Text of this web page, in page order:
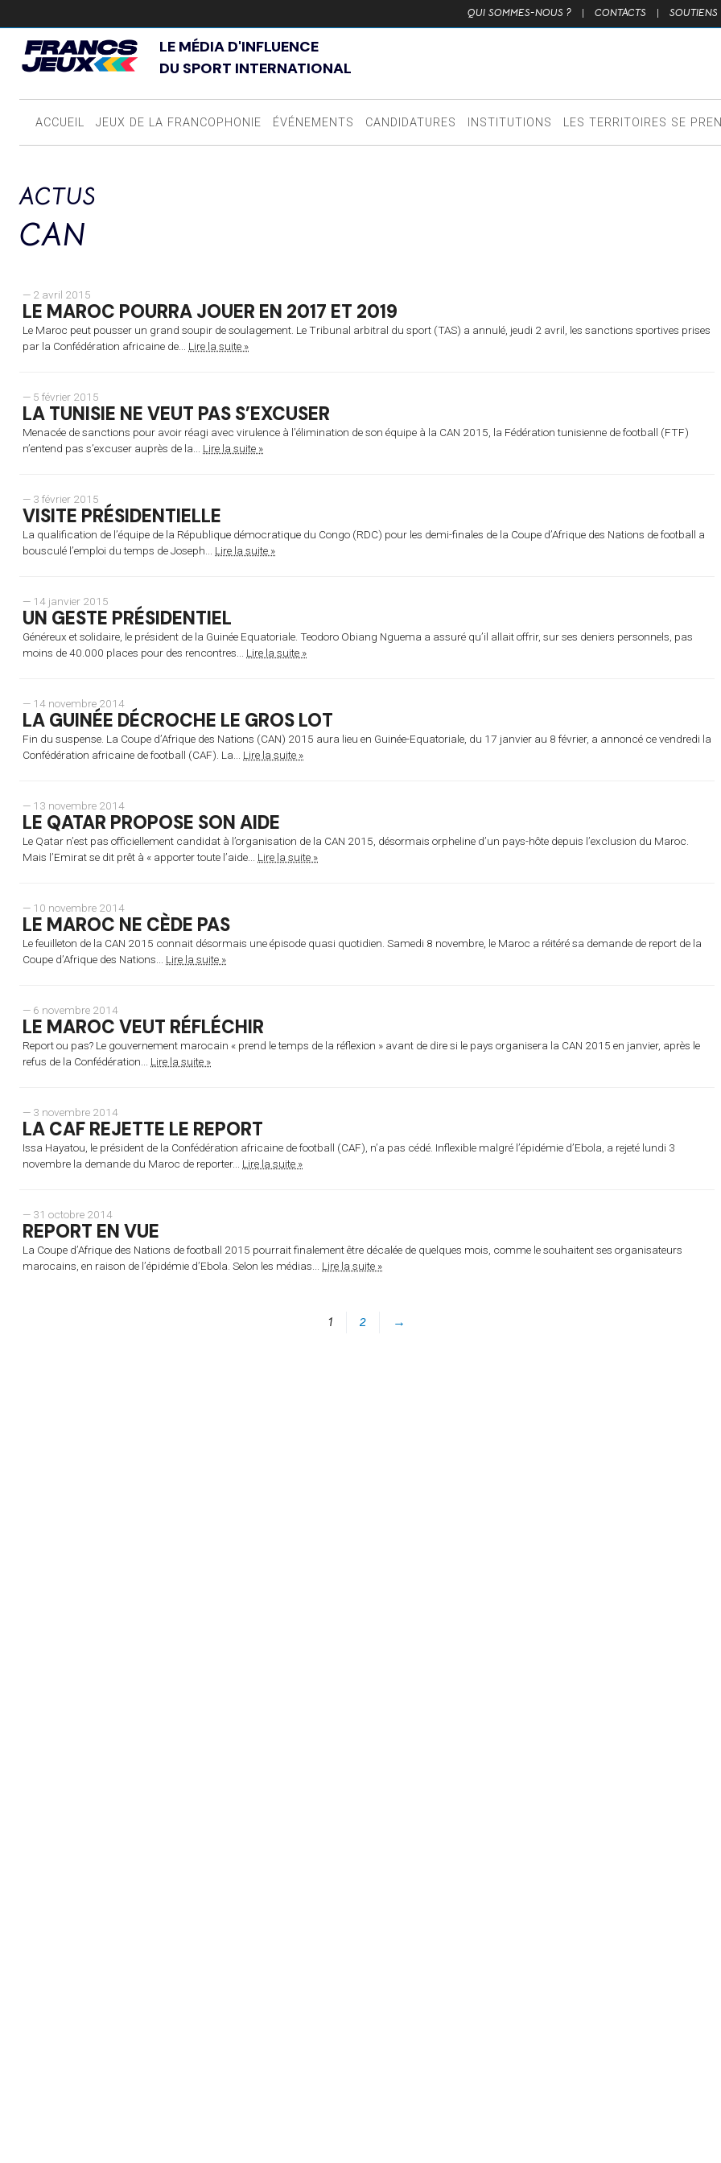
QUI SOMMES-NOUS ? | CONTACTS | SOUTIENS
LE MÉDIA D'INFLUENCE
DU SPORT INTERNATIONAL
ACCUEIL JEUX DE LA FRANCOPHONIE ÉVÉNEMENTS CANDIDATURES INSTITUTIONS LES TERRITOIRES SE
ACTUS
CAN
— 2 avril 2015
LE MAROC POURRA JOUER EN 2017 ET 2019
Le Maroc peut pousser un grand soupir de soulagement. Le Tribunal arbitral du sport (TAS) a annulé, jeudi 2 avril, les sanctions sportives prises
par la Confédération africaine de... Lire la suite »
— 5 février 2015
LA TUNISIE NE VEUT PAS S’EXCUSER
Menacée de sanctions pour avoir réagi avec virulence à l’élimination de son équipe à la CAN 2015, la Fédération tunisienne de football (FTF)
n’entend pas s’excuser auprès de la... Lire la suite »
— 3 février 2015
VISITE PRÉSIDENTIELLE
La qualification de l’équipe de la République démocratique du Congo (RDC) pour les demi-finales de la Coupe d’Afrique des Nations de football a
bousculé l’emploi du temps de Joseph... Lire la suite »
— 14 janvier 2015
UN GESTE PRÉSIDENTIEL
Généreux et solidaire, le président de la Guinée Equatoriale. Teodoro Obiang Nguema a assuré qu’il allait offrir, sur ses deniers personnels, pas
moins de 40.000 places pour des rencontres... Lire la suite »
— 14 novembre 2014
LA GUINÉE DÉCROCHE LE GROS LOT
Fin du suspense. La Coupe d’Afrique des Nations (CAN) 2015 aura lieu en Guinée-Equatoriale, du 17 janvier au 8 février, a annoncé ce vendredi la
Confédération africaine de football (CAF). La... Lire la suite »
— 13 novembre 2014
LE QATAR PROPOSE SON AIDE
Le Qatar n’est pas officiellement candidat à l’organisation de la CAN 2015, désormais orpheline d’un pays-hôte depuis l’exclusion du Maroc.
Mais l’Emirat se dit prêt à « apporter toute l’aide... Lire la suite »
— 10 novembre 2014
LE MAROC NE CÈDE PAS
Le feuilleton de la CAN 2015 connait désormais une épisode quasi quotidien. Samedi 8 novembre, le Maroc a réitéré sa demande de report de la
Coupe d’Afrique des Nations... Lire la suite »
— 6 novembre 2014
LE MAROC VEUT RÉFLÉCHIR
Report ou pas? Le gouvernement marocain « prend le temps de la réflexion » avant de dire si le pays organisera la CAN 2015 en janvier, après le
refus de la Confédération... Lire la suite »
— 3 novembre 2014
LA CAF REJETTE LE REPORT
Issa Hayatou, le président de la Confédération africaine de football (CAF), n’a pas cédé. Inflexible malgré l’épidémie d’Ebola, a rejeté lundi 3
novembre la demande du Maroc de reporter... Lire la suite »
— 31 octobre 2014
REPORT EN VUE
La Coupe d’Afrique des Nations de football 2015 pourrait finalement être décalée de quelques mois, comme le souhaitent ses organisateurs
marocains, en raison de l’épidémie d’Ebola. Selon les médias... Lire la suite »
1 2 →